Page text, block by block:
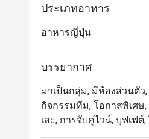
หนาว, ฤดูใบไม้ผลิ, ฤดูร้อ
สูงที่นำเข้าจากญี่ปุ่นหลาย
Kisso มอบประสบการณ์ก
110 คน:
พื้นที่รับประทานหลัก: รอ
ทำซูชิและย่างบนเตาถ่านไ
ห้องรับประทานส่วนตัว:
ประเภทอาหาร
อาหารญี่ปุ่น
บรรยากาศ
มาเป็นกลุ่ม, มีห้องส่วนตั
กิจกรรมทีม, โอกาสพิเศษ
เสะ, การจับคู่ไวน์, บุฟเฟต์